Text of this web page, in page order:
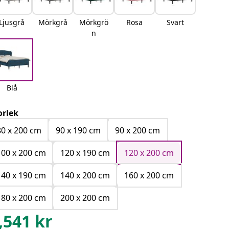
Mörkgrå
Mörkgrö
n
Rosa Svart
Blå
x 200 cm
90 x 190 cm
90 x 200 cm
x 200 cm
120 x 190 cm
120 x 200 cm
x 190 cm
140 x 200 cm
160 x 200 cm
x 200 cm
200 x 200 cm
kr